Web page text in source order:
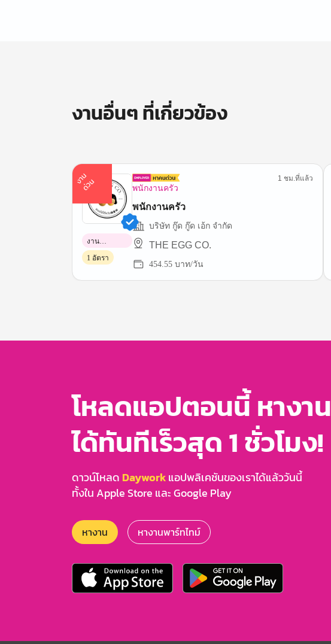
งานอื่นๆ ที่เกี่ยวข้อง
ง
า
น
ด่
ว
น พนักงานครัว
1 ชม.ที่แล้ว
พนักงานครัว
บริษัท กู๊ด กู๊ด เอ้ก จํากัด
THE EGG CO.
454.55 บาท/วัน
งาน
พาร์ทไทม์
1 อัตรา
โหลดแอปตอนนี้ หางาน
ได้ทันทีเร็วสุด 1 ชั่วโมง!
ดาวน์โหลด Dayworkแอปพลิเคชันของเราได้แล้ววันนี้
ทั้งใน Apple Store และ Google Play
หางาน หางานพาร์ทไทม์